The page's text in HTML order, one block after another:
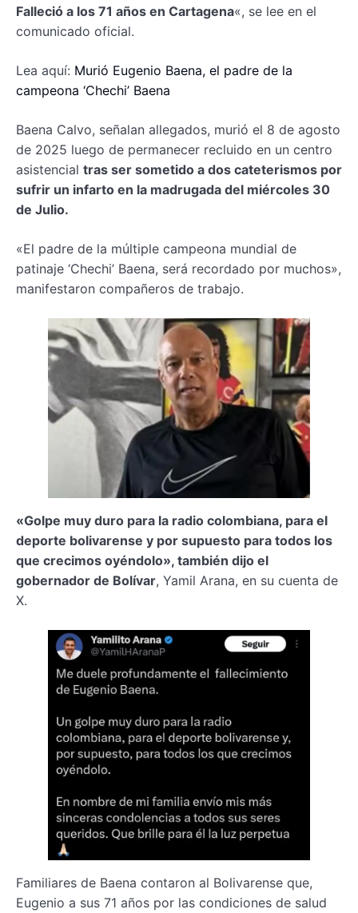
Falleció a los 71 años en Cartagena«, se lee en el
comunicado oficial.
Lea aquí: Murió Eugenio Baena, el padre de la
campeona ‘Chechi’ Baena
Baena Calvo, señalan allegados, murió el 8 de agosto
de 2025 luego de permanecer recluido en un centro
asistencial tras ser sometido a dos cateterismos por
sufrir un infarto en la madrugada del miércoles 30
de Julio.
«El padre de la múltiple campeona mundial de
patinaje ‘Chechi’ Baena, será recordado por muchos»,
manifestaron compañeros de trabajo.
«Golpe muy duro para la radio colombiana, para el
deporte bolivarense y por supuesto para todos los
que crecimos oyéndolo», también dijo el
gobernador de Bolívar, Yamil Arana, en su cuenta de
X.
Familiares de Baena contaron al Bolivarense que,
Eugenio a sus 71 años por las condiciones de salud